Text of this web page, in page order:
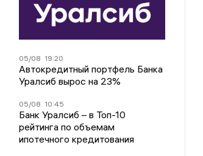
05/08 19:20
Автокредитный портфель Банка
Уралсиб вырос на 23%
05/08 10:45
Банк Уралсиб – в Топ-10
рейтинга по объемам
ипотечного кредитования